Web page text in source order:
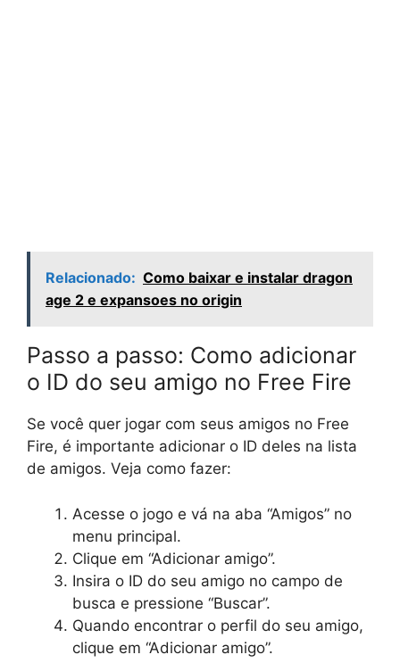
Relacionado: Como baixar e instalar dragon
age 2 e expansoes no origin
Passo a passo: Como adicionar
o ID do seu amigo no Free Fire
Se você quer jogar com seus amigos no Free
Fire, é importante adicionar o ID deles na lista
de amigos. Veja como fazer:
Acesse o jogo e vá na aba “Amigos” no
menu principal.
Clique em “Adicionar amigo”.
Insira o ID do seu amigo no campo de
busca e pressione “Buscar”.
Quando encontrar o perfil do seu amigo,
clique em “Adicionar amigo”.